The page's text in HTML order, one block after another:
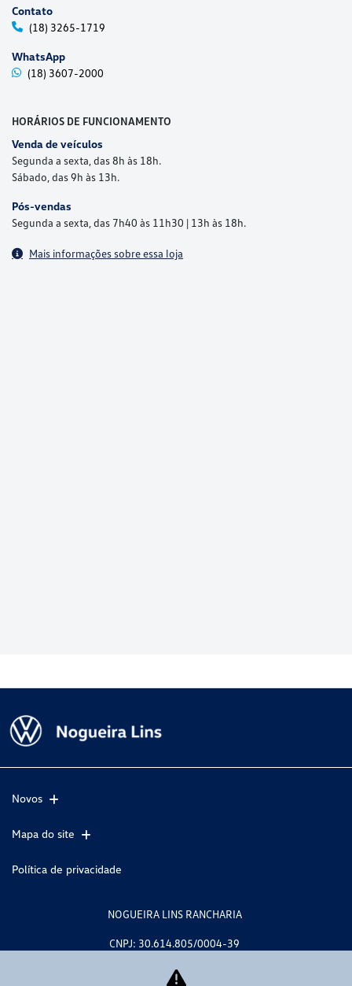
Contato
(18) 3265-1719
WhatsApp
(18) 3607-2000
HORÁRIOS DE FUNCIONAMENTO
Venda de veículos
Segunda a sexta, das 8h às 18h.
Sábado, das 9h às 13h.
Pós-vendas
Segunda a sexta, das 7h40 às 11h30 | 13h às 18h.
Mais informações sobre essa loja
Novos
Mapa do site
Política de privacidade
NOGUEIRA LINS RANCHARIA
CNPJ: 30.614.805/0004-39